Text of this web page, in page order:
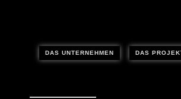
DAS UNTERNEHMEN DAS